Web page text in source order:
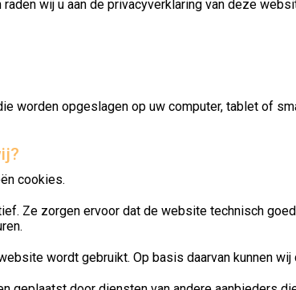
wij u aan de privacyverklaring van deze
worden opgeslagen op uw computer, tablet of
cookies.
Ze zorgen ervoor dat de website technisch
wordt gebruikt. Op basis daarvan kunnen